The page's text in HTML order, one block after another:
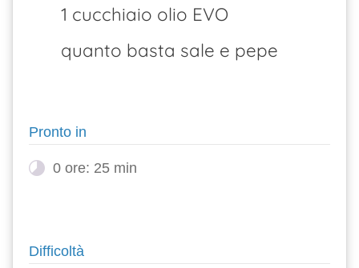
1 cucchiaio olio EVO
quanto basta sale e pepe
Pronto in
0 ore: 25 min
Difficoltà